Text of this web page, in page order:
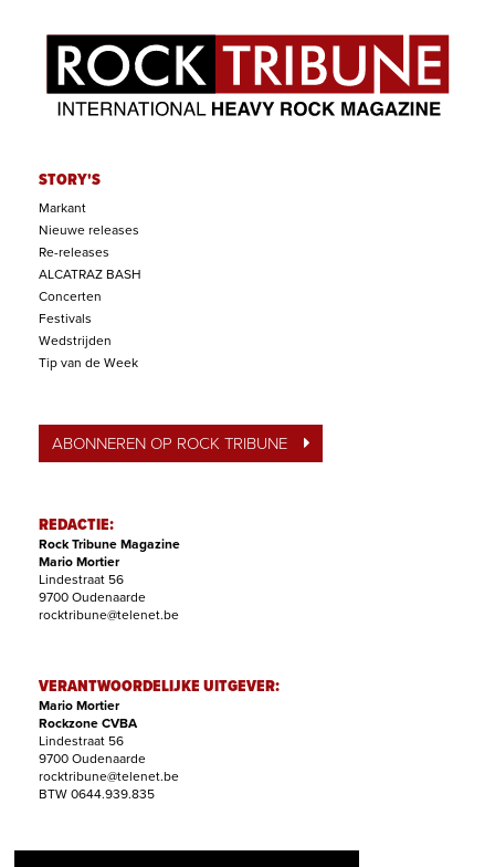
STORY'S
Markant
Nieuwe releases
Re-releases
ALCATRAZ BASH
Concerten
Festivals
Wedstrijden
Tip van de Week
ABONNEREN OP ROCK TRIBUNE
REDACTIE:
Rock Tribune Magazine
Mario Mortier
Lindestraat 56
9700 Oudenaarde
rocktribune@telenet.be
VERANTWOORDELIJKE UITGEVER:
Mario Mortier
Rockzone CVBA
Lindestraat 56
9700 Oudenaarde
rocktribune@telenet.be
BTW 0644.939.835